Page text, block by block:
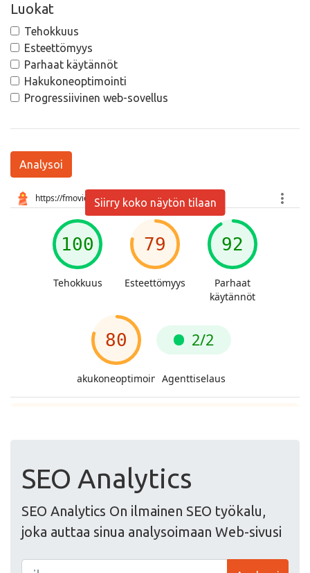
Luokat
Tehokkuus
Esteettömyys
Parhaat käytännöt
Hakukoneoptimointi
Progressiivinen web-sovellus
Analysoi
Siirry koko näytön tilaan
SEO Analytics
SEO Analytics On ilmainen SEO työkalu,
joka auttaa sinua analysoimaan Web-sivusi